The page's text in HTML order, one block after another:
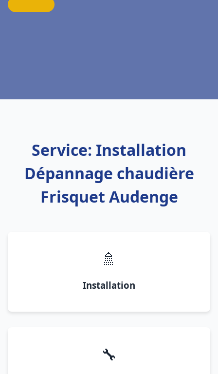
Service: Installation
Dépannage chaudière
Frisquet Audenge
🚿
Installation
🔧